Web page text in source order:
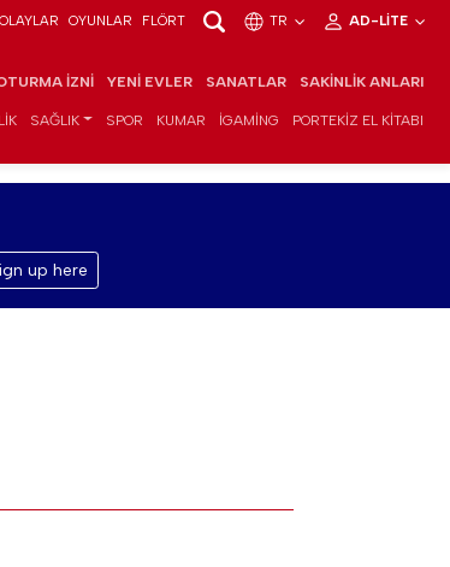
OLAYLAR OYUNLAR FLÖRT TR AD-LITE
İZNI YENI EVLER SANATLAR SAKINLIK ANLARI
SAĞLIK SPOR KUMAR IGAMING PORTEKIZ EL KITABI
up here